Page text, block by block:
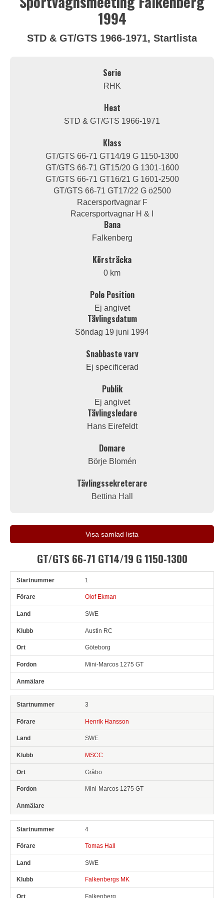
1994
STD & GT/GTS 1966-1971, Startlista
Serie
RHK
Heat
STD & GT/GTS 1966-1971
Klass
GT/GTS 66-71 GT14/19 G 1150-1300
GT/GTS 66-71 GT15/20 G 1301-1600
GT/GTS 66-71 GT16/21 G 1601-2500
GT/GTS 66-71 GT17/22 G ö2500
Racersportvagnar F
Racersportvagnar H & I
Bana
Falkenberg
Körsträcka
0 km
Pole Position
Ej angivet
Tävlingsdatum
Söndag 19 juni 1994
Snabbaste varv
Ej specificerad
Publik
Ej angivet
Tävlingsledare
Hans Eirefeldt
Domare
Börje Blomén
Tävlingssekreterare
Bettina Hall
Visa samlad lista
GT/GTS 66-71 GT14/19 G 1150-1300
Snr Förare 1
Olof Ekman
SWE
Austin RC
Göteborg
Mini-Marcos 1275 GT
3
Henrik Hansson
SWE
MSCC
Gråbo
Mini-Marcos 1275 GT
4
Tomas Hall
SWE
Falkenbergs MK
Falkenberg